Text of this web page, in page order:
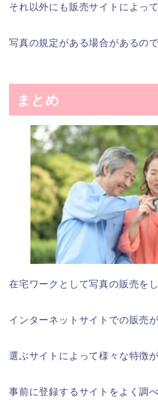
それ以外にも販売サイトによって
写真の規定がある場合があるの
まとめ
在宅ワークとして写真の販売を
インターネットサイトでの販売
選ぶサイトによって様々な特徴
事前に登録するサイトをよく調べ